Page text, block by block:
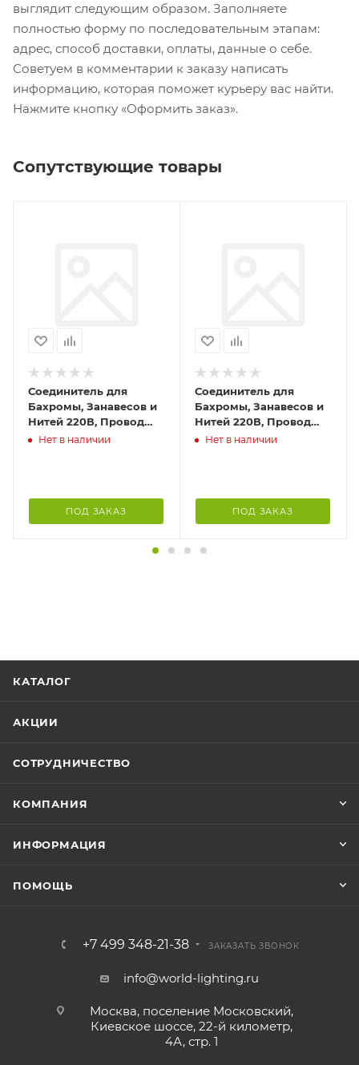
выглядит следующим образом. Заполняете
полностью форму по последовательным этапам:
адрес, способ доставки, оплаты, данные о себе.
Советуем в комментарии к заказу написать
информацию, которая поможет курьеру вас найти.
Нажмите кнопку «Оформить заказ».
Сопутствующие товары
Соединитель для
Бахромы, Занавесов и
Нитей 220В, Провод
Белый Каучук, IP65
Нет в наличии
ПОД ЗАКАЗ
Соединитель для
Бахромы, Занавесов и
Нитей 220В, Провод
Черный Каучук, IP65
Нет в наличии
ПОД ЗАКАЗ
КАТАЛОГ
АКЦИИ
СОТРУДНИЧЕСТВО
КОМПАНИЯ
ИНФОРМАЦИЯ
ПОМОЩЬ
+7 499 348-21-38 ЗАКАЗАТЬ ЗВОНОК
info@world-lighting.ru
Москва, поселение Московский,
Киевское шоссе, 22-й километр,
4А, стр. 1